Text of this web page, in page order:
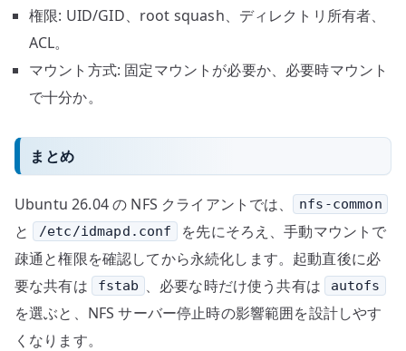
権限: UID/GID、root squash、ディレクトリ所有者、
ACL。
マウント方式: 固定マウントが必要か、必要時マウント
で十分か。
まとめ
Ubuntu 26.04 の NFS クライアントでは、 nfs-common
と /etc/idmapd.conf
を先にそろえ、手動マウントで
疎通と権限を確認してから永続化します。起動直後に必
要な共有は
fstab 、必要な時だけ使う共有は autofs
を選ぶと、NFS サーバー停止時の影響範囲を設計しやす
くなります。